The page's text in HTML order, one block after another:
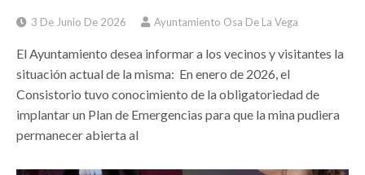
3 De Junio De 2026 Ayuntamiento Osa De La Vega
El Ayuntamiento desea informar a los vecinos y visitantes la
situación actual de la misma: En enero de 2026, el
Consistorio tuvo conocimiento de la obligatoriedad de
implantar un Plan de Emergencias para que la mina pudiera
permanecer abierta al